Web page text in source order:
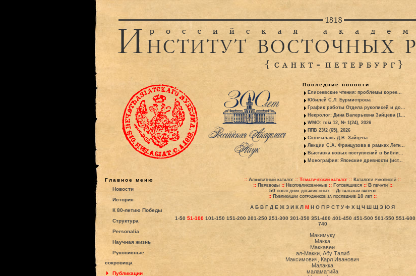
Последние новости
Елисеевские чтения: проблемы корее...
Юбилей С.Л. Бурмистрова
График работы Отдела рукописей и до...
Некролог: Дина Валерьевна Зайцева (1...
WMO: том 12, № 1(24), 2026
ППВ 23/2 (65), 2026
Скончалась Д.В. Зайцева
Лекции С.А. Французова в рамках Летн...
Выставка новых поступлений в Библи...
Монография: Японские древности (ист...
Главное меню
Новости
История
К 80-летию Победы
Структура
Personalia
Научная жизнь
Рукописные
сокровища
Публикации
:: Алфавитный каталог :: Тематический каталог :: Каталоги рукописей ::
:: Переводы:: Неопубликованные:: Готовящиеся:: В печати::
:: 50 последних добавленных:: Детальный запрос::
:: Публикации сотрудников за последние 10 лет::
А Б В Г Д Е Ж З И К Л М Н О П Р С Т У Ф Х Ц Ч Ш Щ Э Ю Я
1-50 51-100 101-150 151-200 201-250 251-300 301-350 351-400 401-450 451-500 501-550 551-600
740
Макимуку
Макка
Маккавеи
ал-Макки, Абу Талиб
Максимович, Карл Иванович
Малакка
маламатийа